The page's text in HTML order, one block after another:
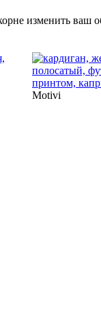
изменить ваш
Motivi